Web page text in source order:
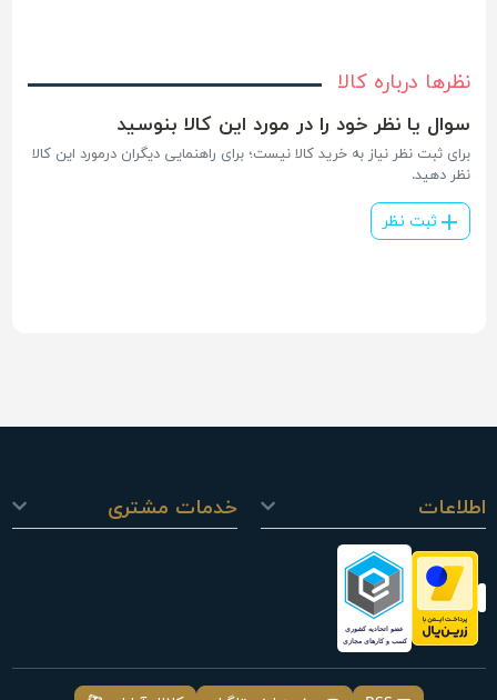
نظرها درباره کالا
سوال یا نظر خود را در مورد این کالا بنوسید
برای ثبت نظر نیاز به خرید کالا نیست؛ برای راهنمایی دیگران درمورد این کالا
نظر دهید.
ثبت نظر
اطلاعات خدمات مشتری